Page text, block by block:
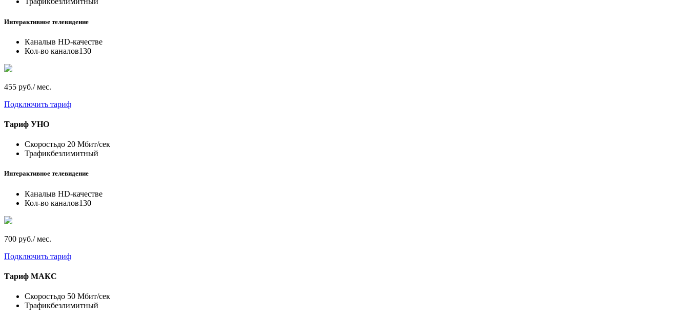
Интерактивное телевидение
Каналыв HD-качестве
Кол-во каналов130
455 руб./ мес.
Подключить тариф
Тариф УНО
Скоростьдо 20 Мбит/сек
Трафикбезлимитный
Интерактивное телевидение
Каналыв HD-качестве
Кол-во каналов130
700 руб./ мес.
Подключить тариф
Тариф МАКС
Скоростьдо 50 Мбит/сек
Трафикбезлимитный